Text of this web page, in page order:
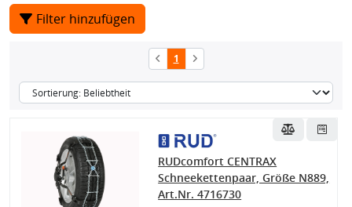
Filter hinzufügen
1
RUDcomfort CENTRAX
Schneekettenpaar, Größe N889,
Art.Nr. 4716730